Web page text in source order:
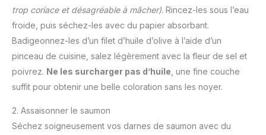
trop coriace et désagréable à mâcher). Rincez-les sous l’eau
froide, puis séchez-les avec du papier absorbant.
Badigeonnez-les d’un filet d’huile d’olive à l’aide d’un
pinceau de cuisine, salez légèrement avec la fleur de sel et
poivrez. Ne les surcharger pas d’huile , une fine couche
suffit pour obtenir une belle coloration sans les noyer.
2. Assaisonner le saumon
Séchez soigneusement vos darnes de saumon avec du